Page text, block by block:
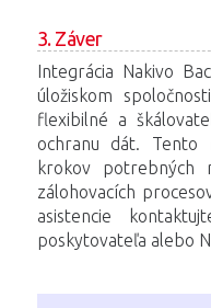
3. Záver
Integrácia Nakivo
úložiskom
flexibilné a
ochranu dát. Tento
krokov potrebných
zálohovacích
asistencie
poskytovateľa alebo